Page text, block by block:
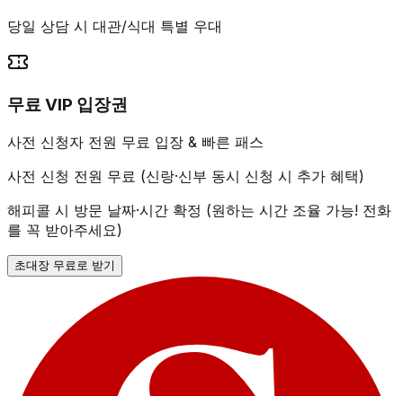
당일 상담 시 대관/식대 특별 우대
무료 VIP 입장권
사전 신청자 전원 무료 입장 & 빠른 패스
사전 신청 전원 무료 (신랑·신부 동시 신청 시 추가 혜택)
해피콜 시 방문 날짜·시간 확정 (원하는 시간 조율 가능! 전화
를 꼭 받아주세요)
초대장 무료로 받기